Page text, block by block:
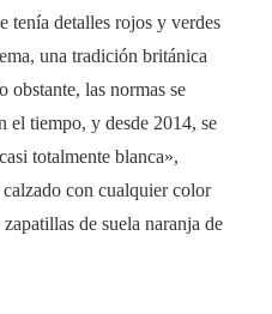
tenía detalles rojos y verdes
una tradición británica
obstante, las normas se
el tiempo, y desde 2014, se
totalmente blanca»,
con cualquier color
de suela naranja de